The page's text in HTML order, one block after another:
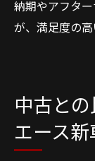
納期やアフタ
が、満足度の高
中古と
エース